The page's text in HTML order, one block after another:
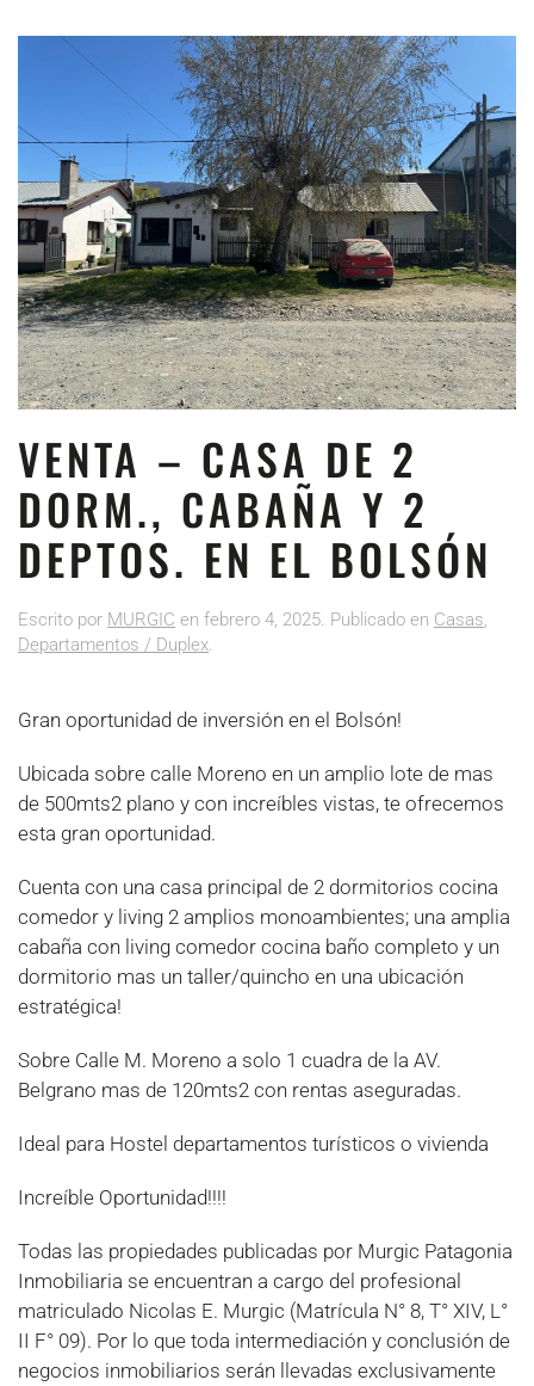
VENTA – CASA DE 2
DORM., CABAÑA Y 2
DEPTOS. EN EL BOLSÓN
Escrito por MURGIC en febrero 4, 2025. Publicado en Casas,
Departamentos / Duplex.
Gran oportunidad de inversión en el Bolsón!
Ubicada sobre calle Moreno en un amplio lote de mas
de 500mts2 plano y con increíbles vistas, te ofrecemos
esta gran oportunidad.
Cuenta con una casa principal de 2 dormitorios cocina
comedor y living 2 amplios monoambientes; una amplia
cabaña con living comedor cocina baño completo y un
dormitorio mas un taller/quincho en una ubicación
estratégica!
Sobre Calle M. Moreno a solo 1 cuadra de la AV.
Belgrano mas de 120mts2 con rentas aseguradas.
Ideal para Hostel departamentos turísticos o vivienda
Increíble Oportunidad!!!!
Todas las propiedades publicadas por Murgic Patagonia
Inmobiliaria se encuentran a cargo del profesional
matriculado Nicolas E. Murgic (Matrícula N° 8, T° XIV, L°
II F° 09). Por lo que toda intermediación y conclusión de
negocios inmobiliarios serán llevadas exclusivamente